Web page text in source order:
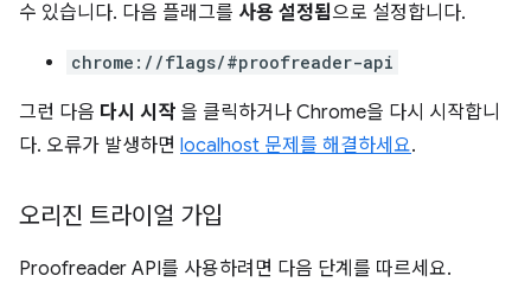
수 있습니다. 다음 플래그를 사용 설정됨으로 설정합니다.
chrome://flags/#proofreader-api
그런 다음 다시 시작 을 클릭하거나 Chrome을 다시 시작합니
다. 오류가 발생하면 localhost 문제를 해결하세요.
오리진 트라이얼 가입
Proofreader API를 사용하려면 다음 단계를 따르세요.